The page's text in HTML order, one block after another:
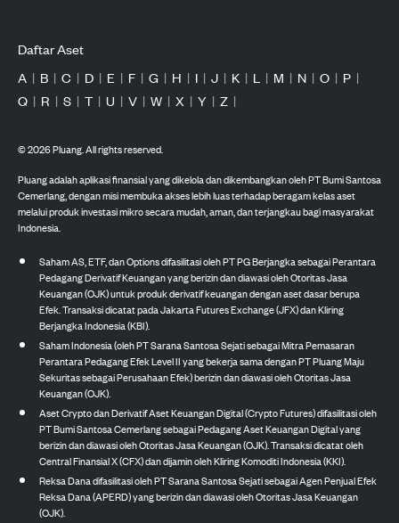
Daftar Aset
A | B | C | D | E | F | G | H | I | J | K | L | M | N | O | P |
Q | R | S | T | U | V | W | X | Y | Z |
©2026Pluang. All rights reserved.
Pluang adalah aplikasi finansial yang dikelola dan dikembangkan oleh PT Bumi Santosa
Cemerlang, dengan misi membuka akses lebih luas terhadap beragam kelas aset
melalui produk investasi mikro secara mudah, aman, dan terjangkau bagi masyarakat
Indonesia.
Saham AS, ETF, dan Options difasilitasi oleh PT PG Berjangka sebagai Perantara
Pedagang Derivatif Keuangan yang berizin dan diawasi oleh Otoritas Jasa
Keuangan (OJK) untuk produk derivatif keuangan dengan aset dasar berupa
Efek. Transaksi dicatat pada Jakarta Futures Exchange (JFX) dan Kliring
Berjangka Indonesia (KBI).
Saham Indonesia (oleh PT Sarana Santosa Sejati sebagai Mitra Pemasaran
Perantara Pedagang Efek Level II yang bekerja sama dengan PT Pluang Maju
Sekuritas sebagai Perusahaan Efek) berizin dan diawasi oleh Otoritas Jasa
Keuangan (OJK).
Aset Crypto dan Derivatif Aset Keuangan Digital (Crypto Futures) difasilitasi oleh
PT Bumi Santosa Cemerlang sebagai Pedagang Aset Keuangan Digital yang
berizin dan diawasi oleh Otoritas Jasa Keuangan (OJK). Transaksi dicatat oleh
Central Finansial X (CFX) dan dijamin oleh Kliring Komoditi Indonesia (KKI).
Reksa Dana difasilitasi oleh PT Sarana Santosa Sejati sebagai Agen Penjual Efek
Reksa Dana (APERD) yang berizin dan diawasi oleh Otoritas Jasa Keuangan
(OJK).